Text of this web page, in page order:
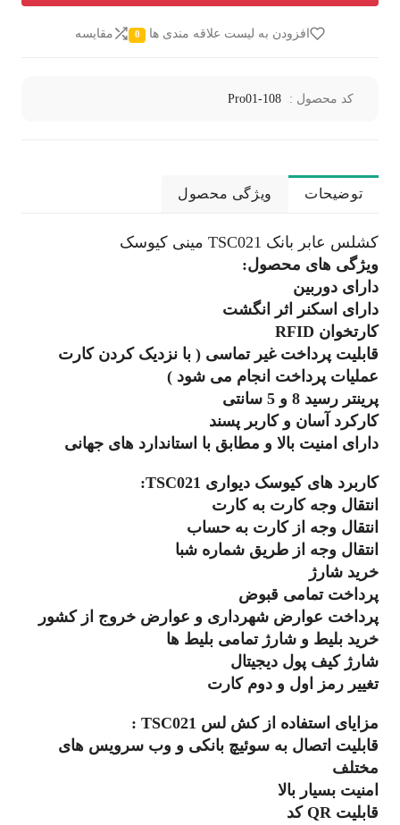
افزودن به لیست علاقه مندی ها 0 مقایسه
کد محصول : Pro01-108
توضیحات ویژگی محصول
کشلس عابر بانک TSC021 مینی کیوسک
ویژگی های محصول:
دارای دوربین
دارای اسکنر اثر انگشت
کارتخوان RFID
قابلیت پرداخت غیر تماسی ( با نزدیک کردن کارت
عملیات پرداخت انجام می شود )
پرینتر رسید 8 و 5 سانتی
کارکرد آسان و کاربر پسند
دارای امنیت بالا و مطابق با استاندارد های جهانی
کاربرد های کیوسک دیواری TSC021:
انتقال وجه کارت به کارت
انتقال وجه از کارت به حساب
انتقال وجه از طریق شماره شبا
خرید شارژ
پرداخت تمامی قبوض
پرداخت عوارض شهرداری و عوارض خروج از کشور
خرید بلیط و شارژ تمامی بلیط ها
شارژ کیف پول دیجیتال
تغییر رمز اول و دوم کارت
مزایای استفاده از کش لس TSC021 :
قابلیت اتصال به سوئیچ بانکی و وب سرویس های
مختلف
امنیت بسیار بالا
قابلیت QR کد